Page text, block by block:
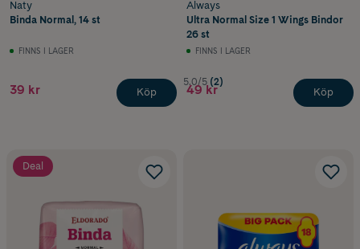
Naty
Binda Normal, 14 st
FINNS I LAGER
39 kr Köp
Always
Ultra Normal Size 1 Wings Bindor
26 st
FINNS I LAGER
5.0/5 (2)
49 kr Köp
Deal